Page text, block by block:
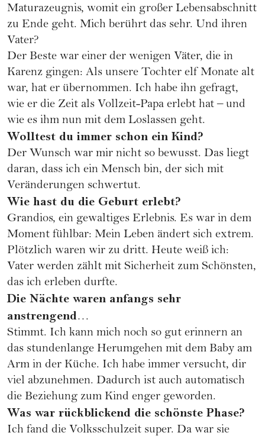
Maturazeugnis, womit ein großer Lebensabschnitt
zu Ende geht. Mich berührt das sehr. Und ihren
Vater?
Der Beste war einer der wenigen Väter, die in
Karenz gingen: Als unsere Tochter elf Monate alt
war, hat er übernommen. Ich habe ihn gefragt,
wie er die Zeit als Vollzeit-Papa erlebt hat – und
wie es ihm nun mit dem Loslassen geht.
Wolltest du immer schon ein Kind?
Der Wunsch war mir nicht so bewusst. Das liegt
daran, dass ich ein Mensch bin, der sich mit
Veränderungen schwertut.
Wie hast du die Geburt erlebt?
Grandios, ein gewaltiges Erlebnis. Es war in dem
Moment fühlbar: Mein Leben ändert sich extrem.
Plötzlich waren wir zu dritt. Heute weiß ich:
Vater werden zählt mit Sicherheit zum Schönsten,
das ich erleben durfte.
Die Nächte waren anfangs sehr
anstrengend…
Stimmt. Ich kann mich noch so gut erinnern an
das stundenlange Herumgehen mit dem Baby am
Arm in der Küche. Ich habe immer versucht, dir
viel abzunehmen. Dadurch ist auch automatisch
die Beziehung zum Kind enger geworden.
Was war rückblickend die schönste Phase?
Ich fand die Volksschulzeit super. Da war sie